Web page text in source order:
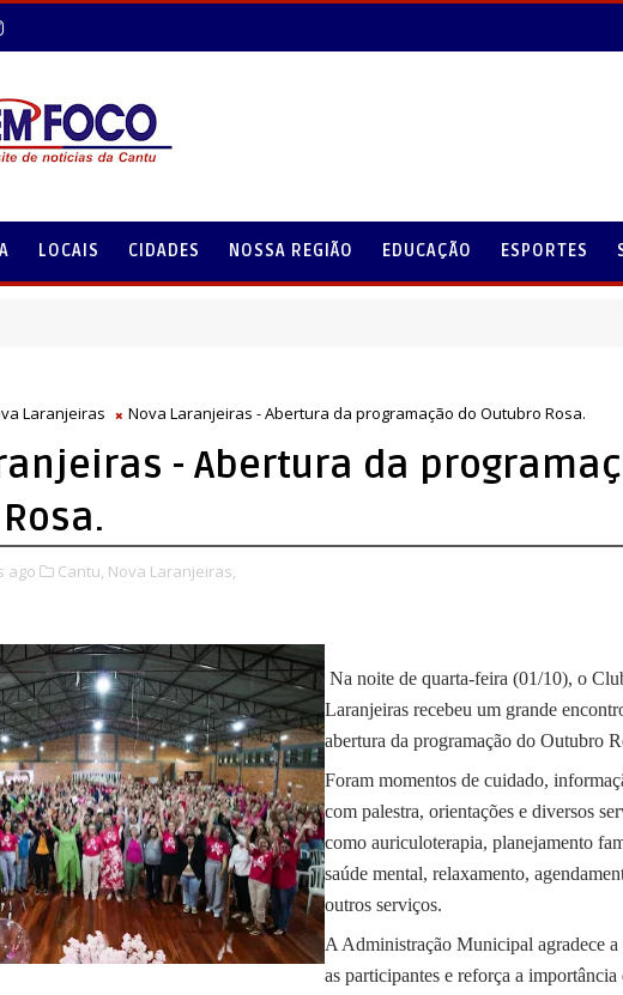
LOCAIS CIDADES NOSSA REGIÃO EDUCAÇÃO ESPORTES
Laranjeiras Nova Laranjeiras - Abertura da programação do Outubro Rosa.
- Abertura da
ago Cantu, Nova Laranjeiras,
Na noite de quarta-feira (01/10), o
Laranjeiras recebeu um grande
abertura da programação do Outubro
Foram momentos de cuidado,
com palestra, orientações e diversos
como auriculoterapia, planejamento
saúde mental, relaxamento,
outros serviços.
A Administração Municipal agradece a
as participantes e reforça a